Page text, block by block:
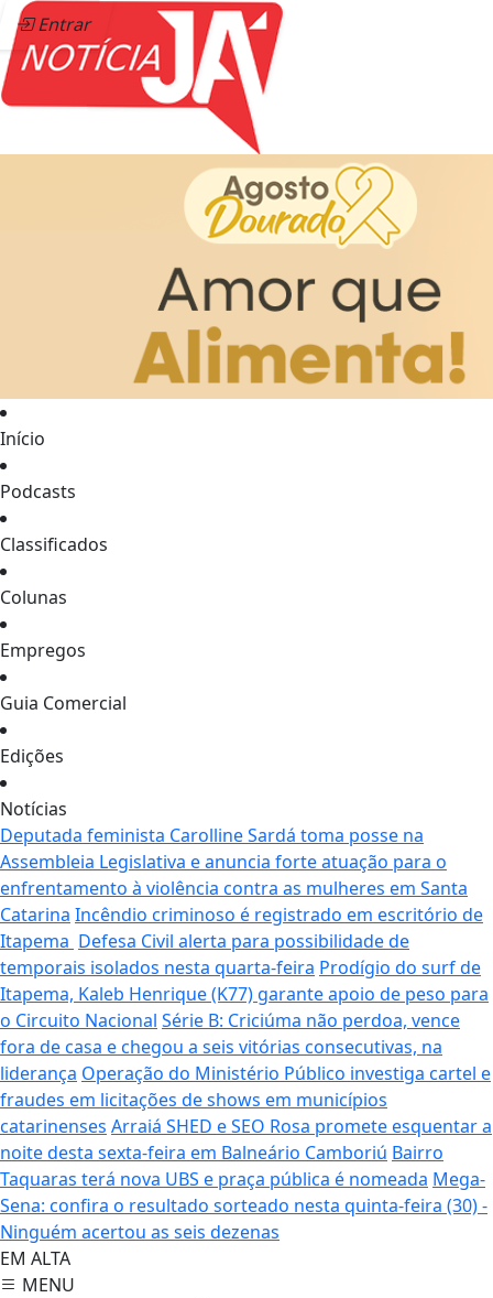
Entrar
Início
Podcasts
Classificados
Colunas
Empregos
Guia Comercial
Edições
Notícias
Deputada feminista Carolline Sardá toma posse na
Assembleia Legislativa e anuncia forte atuação para o
enfrentamento à violência contra as mulheres em Santa
Catarina Incêndio criminoso é registrado em escritório de
Itapema Defesa Civil alerta para possibilidade de
temporais isolados nesta quarta-feira Prodígio do surf de
Itapema, Kaleb Henrique (K77) garante apoio de peso para
o Circuito Nacional Série B: Criciúma não perdoa, vence
fora de casa e chegou a seis vitórias consecutivas, na
liderança Operação do Ministério Público investiga cartel e
fraudes em licitações de shows em municípios
catarinenses Arraiá SHED e SEO Rosa promete esquentar a
noite desta sexta-feira em Balneário Camboriú Bairro
Taquaras terá nova UBS e praça pública é nomeada Mega-
Sena: confira o resultado sorteado nesta quinta-feira (30) -
Ninguém acertou as seis dezenas
EM ALTA
MENU